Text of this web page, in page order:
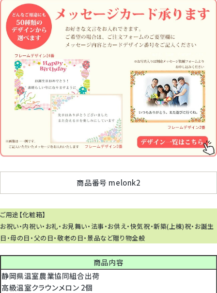
商品番号 melonk2
ご用途【化粧箱】
お祝い・内祝い・お礼・お見舞い・法事・お供え・快気祝・新築(上棟)祝・お誕生
日・母の日・父の日・敬老の日・景品など贈り物全般
商品内容
静岡県温室農業協同組合出荷
高級温室クラウンメロン 2個